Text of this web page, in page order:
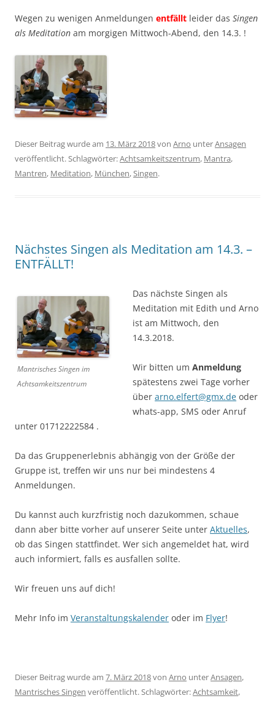
Wegen zu wenigen Anmeldungen entfällt leider das Singen
als Meditation am morgigen Mittwoch-Abend, den 14.3. !
Dieser Beitrag wurde am 13. März 2018von Arno unterAnsagen
veröffentlicht. Schlagwörter:Achtsamkeitszentrum, Mantra,
Mantren, Meditation, München,Singen.
Nächstes Singen als Meditation am 14.3. –
ENTFÄLLT!
Mantrisches Singen im
Achtsamkeitszentrum
Das nächste Singen als
Meditation mit Edith und Arno
ist am Mittwoch, den
14.3.2018.
Wir bitten um Anmeldung
spätestens zwei Tage vorher
über arno.elfert@gmx.de oder
whats-app, SMS oder Anruf
unter 01712222584 .
Da das Gruppenerlebnis abhängig von der Größe der
Gruppe ist, treffen wir uns nur bei mindestens 4
Anmeldungen.
Du kannst auch kurzfristig noch dazukommen, schaue
dann aber bitte vorher auf unserer Seite unter Aktuelles,
ob das Singen stattfindet. Wer sich angemeldet hat, wird
auch informiert, falls es ausfallen sollte.
Wir freuen uns auf dich!
Mehr Info im Veranstaltungskalender oder im Flyer!
Dieser Beitrag wurde am 7. März 2018von Arno unterAnsagen,
Mantrisches Singen veröffentlicht. Schlagwörter:Achtsamkeit,